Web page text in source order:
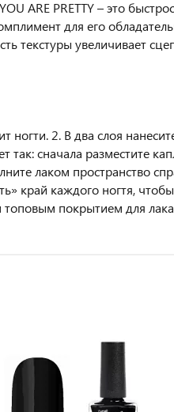
ARE PRETTY – это
для его
текстуры увеличивает
2. В два слоя
так: сначала разместите
лаком пространство
край каждого ногтя,
топовым покрытием для